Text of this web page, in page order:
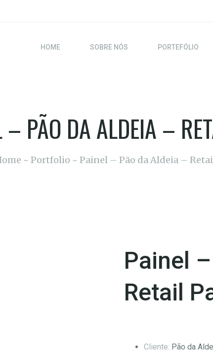
HOME SOBRE NÓS PORTEFÓLIO
– PÃO DA ALDEIA –
Portfolio Painel – Pão da Aldeia –
Painel
Retail
Cliente: Pão da